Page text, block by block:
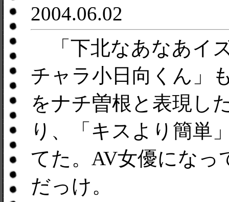
2004.06.02
「下北なあなあイ
チャラ小日向くん」
をナチ曽根と表現し
り、「キスより簡単
てた。AV女優になっ
だっけ。